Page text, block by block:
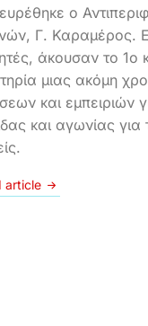
ο
Γ. Καραμέρος.
άκουσαν το 1ο
μιας ακόμη
και εμπειριών
και αγωνίας
article